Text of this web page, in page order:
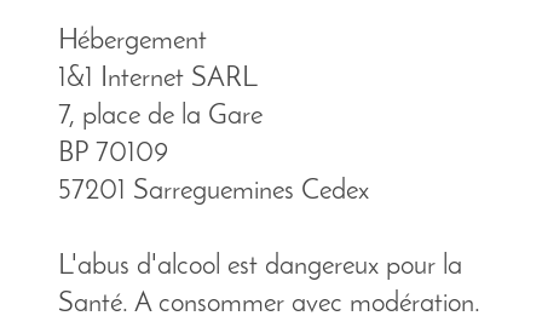
Hébergement
1&1 Internet SARL
7, place de la Gare
BP 70109
57201 Sarreguemines Cedex
L'abus d'alcool est dangereux pour la
Santé. A consommer avec modération.